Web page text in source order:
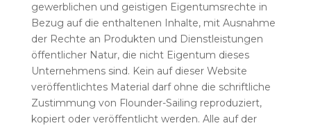
gewerblichen und geistigen Eigentumsrechte in
Bezug auf die enthaltenen Inhalte, mit Ausnahme
der Rechte an Produkten und Dienstleistungen
öffentlicher Natur, die nicht Eigentum dieses
Unternehmens sind. Kein auf dieser Website
veröffentlichtes Material darf ohne die schriftliche
Zustimmung von Flounder-Sailing reproduziert,
kopiert oder veröffentlicht werden. Alle auf der